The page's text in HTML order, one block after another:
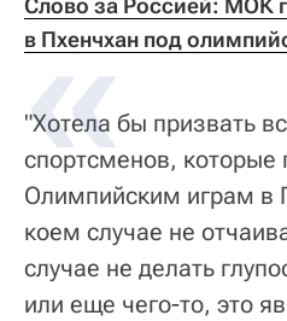
Слово за Россией: МОК
в Пхенчхан под
"Хотела бы призвать
спортсменов, которые
Олимпийским играм в
коем случае не
случае не делать
или еще чего-то, это